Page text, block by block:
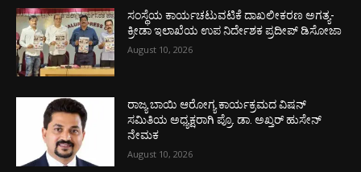
ಸಂಸ್ಥೆಯ ಕಾರ್ಯಚಟುವಟಿಕೆ ದಾಖಲೀಕರಣ ಅಗತ್ಯ-
ಕ್ರೀಡಾ ಇಲಾಖೆಯ ಉಪ ನಿರ್ದೇಶಕ ಪ್ರದೀಪ್ ಡಿಸೋಜಾ
August 10, 2026
ರಾಜ್ಯ ಬಾಯಿ ಆರೋಗ್ಯ ಕಾರ್ಯಕ್ರಮದ ವಿಷನ್
ಸಮಿತಿಯ ಅಧ್ಯಕ್ಷರಾಗಿ ಪ್ರೊ. ಡಾ. ಅಖ್ತರ್ ಹುಸೇನ್
ನೇಮಕ
August 10, 2026